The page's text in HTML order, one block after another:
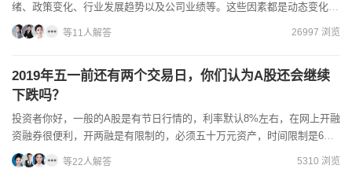
绪、政策变化、行业发展趋势以及公司业绩等。这些因素都是动态变化
的，且往往存在不确定性。基金问题，欢迎右上角咨询！证券账户一般...
等11人解答 26997 浏览
2019年五一前还有两个交易日，你们认为A股还会继续
下跌吗？
投资者你好，一般的A股是有节日行情的，利率默认8%左右，在网上开融
资融券很便利，开两融是有限制的，必须五十万元资产，时间限制是6个
月，建议您通过交流进行对比选择。
等22人解答 5310 浏览